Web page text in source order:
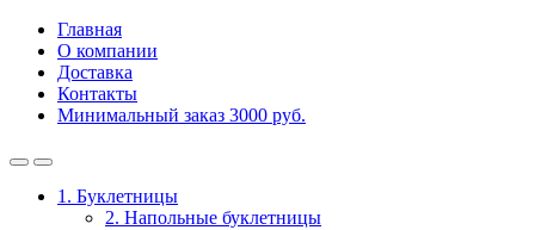
Главная
О компании
Доставка
Контакты
Минимальный заказ 3000 руб.
1. Буклетницы
2. Напольные буклетницы